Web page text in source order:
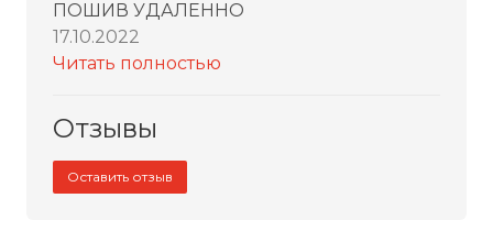
ПОШИВ УДАЛЕННО
17.10.2022
Читать полностью
Отзывы
Оставить отзыв